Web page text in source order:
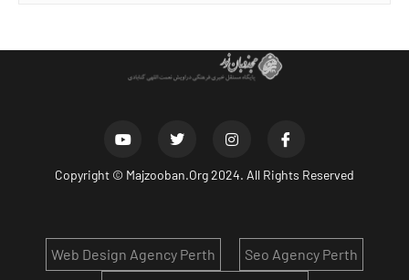
Copyright © Majzooban.Org2024. All Rights Reserved
Seo Agency Perth
Web Design Agency Perth